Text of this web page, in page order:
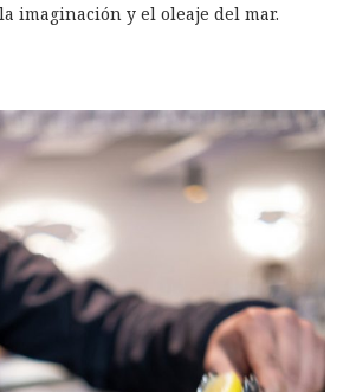
imaginación y el oleaje del mar.